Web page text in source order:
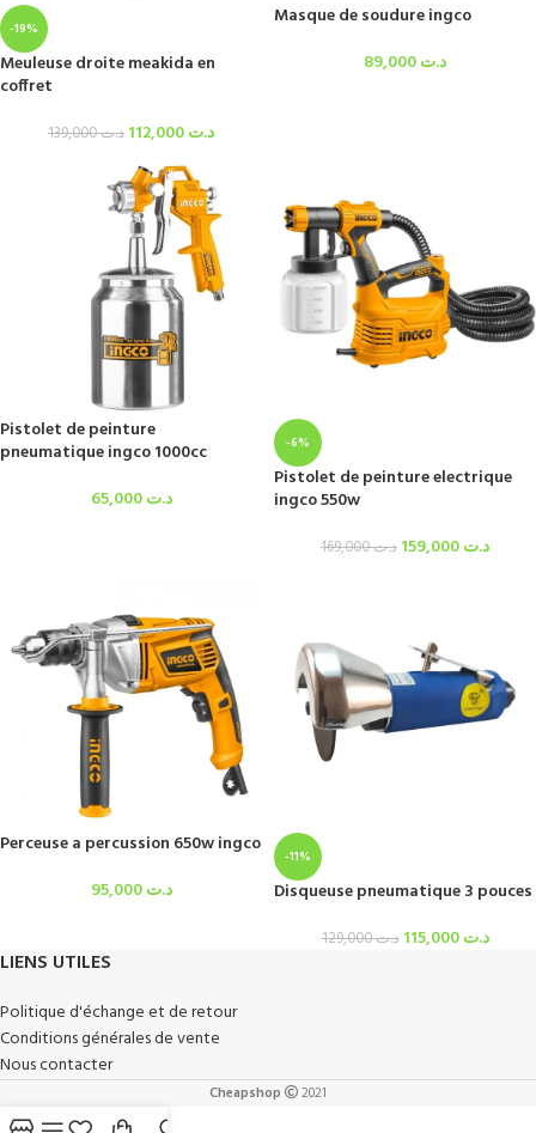
-19%
Meuleuse droite meakida en
coffret
د.ت139,000 د.ت
Masque de soudure ingco
د.ت
Pistolet de peinture
pneumatique ingco 1000cc
د.ت65,000
-6%
Pistolet de peinture electrique
ingco 550w
د.ت169,000 د.ت
Perceuse a percussion 650w ingco
د.ت95,000
-11%
Disqueuse pneumatique 3 pouces
د.ت129,000 د.ت115,000
LIENS UTILES
Politique d'échange et de retour
Conditions générales de vente
Nous contacter
Cheapshop 2021